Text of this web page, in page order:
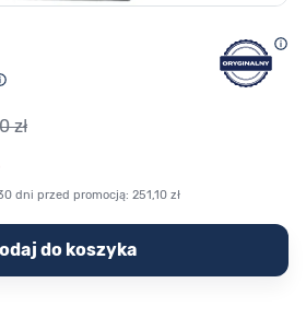
zł
dni przed promocją: 251,10 zł
do koszyka